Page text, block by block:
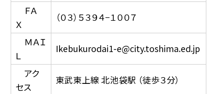
ＦＡ
Ｘ
（０３）５３９４−１００７
ＭＡＩ
Ｌ
Ikebukurodai1-e@city.toshima.ed.jp
アク
セス
東武東上線 北池袋駅 （徒歩３分）